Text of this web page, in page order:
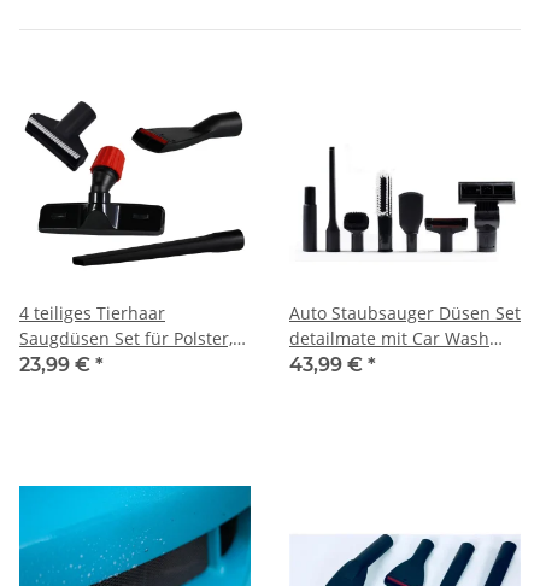
4 teiliges Tierhaar
Saugdüsen Set für Polster,
Teppiche, Auto, Wohnwagen
23,99 € *
Auto Staubsauger Düsen Set
detailmate mit Car Wash
Adapter für Tankstellen + SB
43,99 € *